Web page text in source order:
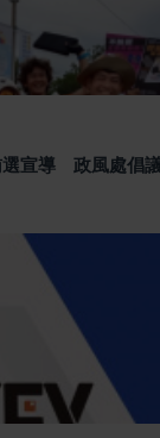
選宣導 政風處倡